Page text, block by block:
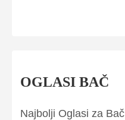
OGLASI BAČ
Najbolji Oglasi za Bač